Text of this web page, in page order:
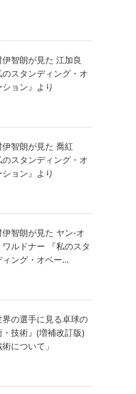
伊智朗が見た 江加良
のスタンディング・オ
ョン』より
伊智朗が見た 喬紅
のスタンディング・オ
ョン』より
智朗が見た ヤン‐オ
ワルドナー 『私のスタ
ィング・オベー…
界の選手に見る卓球の
・技術』(増補改訂版)
術について」